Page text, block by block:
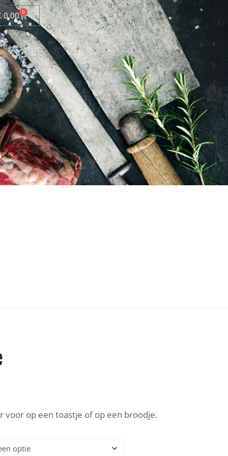
0,00 0
voor op een toastje of op een broodje.